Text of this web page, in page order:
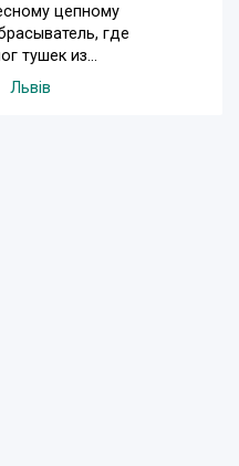
цепному
где
тушек из...
Львів